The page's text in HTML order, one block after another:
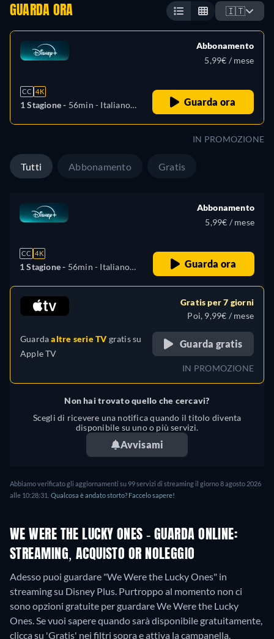
GUARDA ORA 🇮🇹
CC 4K
1 Stagione - 56min - Italiano,
Portoghese (Brasile), Turco
Abbonamento
5,99€ / mese
Guarda ora
IN PROMOZIONE
Tutti Abbonamento Gratis
CC 4K
1 Stagione - 56min - Italiano,
Spagnolo (America Latina),
Francese, Polacco,
Abbonamento
5,99€ / mese
Guarda ora
Guardaaltre serie TVgratis su
Apple TV
Gratis per 7 giorni
Poi, 9,99€ / mese
Guarda gratis
IN PROMOZIONE
Non hai trovato quello che cercavi?
Scegli di ricevere una notifica quando il titolo diventa
disponibile su uno o più servizi.
Avvisami
Abbiamo verificato gli aggiornamenti su 99 servizi di streaming il giorno 8 agosto 2026
alle 10:28:31. Qualcosa è andato storto? Faccelo sapere!
WE WERE THE LUCKY ONES - GUARDA ONLINE:
STREAMING, ACQUISTO OR NOLEGGIO
Adesso puoi guardare "We Were the Lucky Ones" in
streaming su Disney Plus. Purtroppo al momento non ci
sono opzioni gratuite per guardare We Were the Lucky
Ones. Se vuoi sapere quando sarà disponibile gratuitamente,
clicca su 'Gratis' nei filtri sopra e attiva la campanella.